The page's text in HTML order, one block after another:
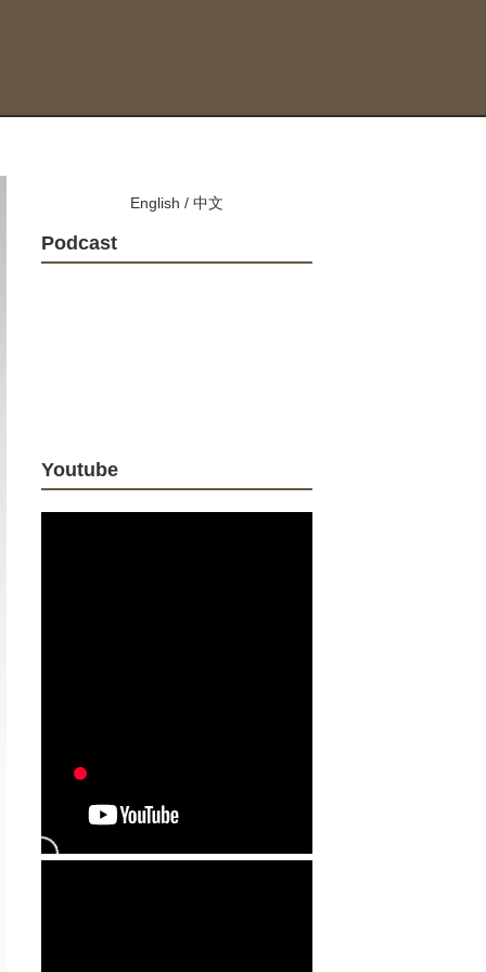
English / 中文
Podcast
Youtube